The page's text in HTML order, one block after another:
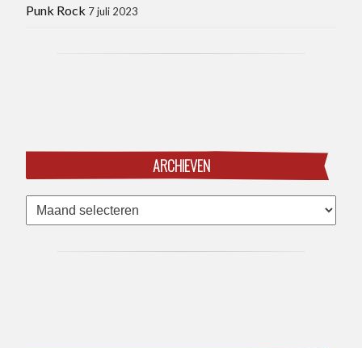
Punk Rock 7 juli 2023
ARCHIEVEN
Archieven